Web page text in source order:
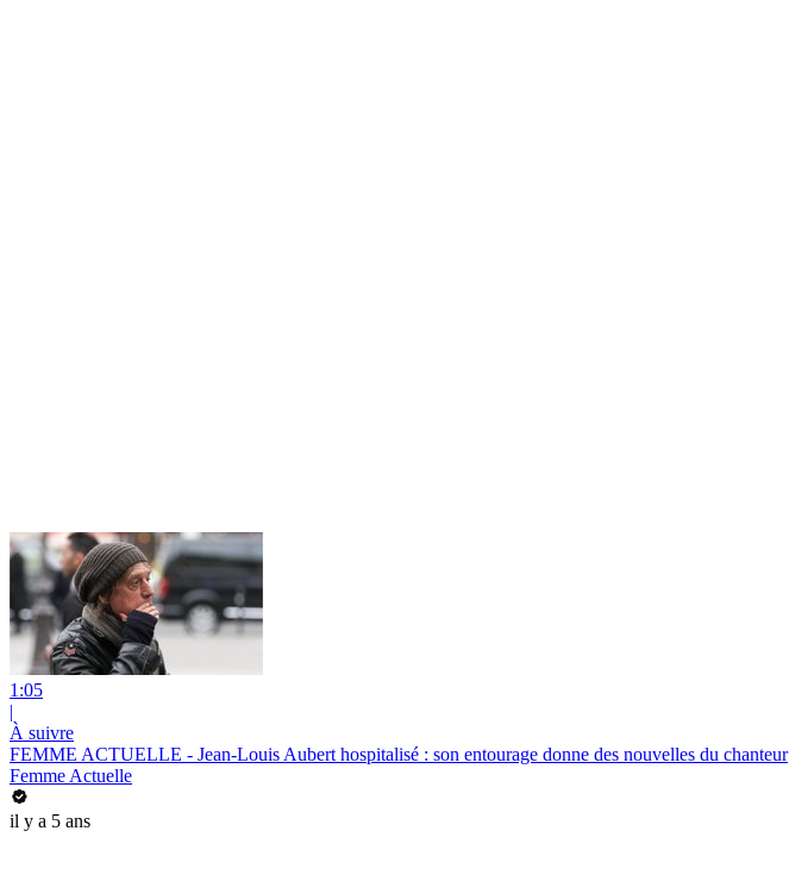
1:05
|
À suivre
FEMME ACTUELLE - Jean-Louis Aubert hospitalisé : son entourage donne des nouvelles du chanteur
Femme Actuelle
il y a 5 ans